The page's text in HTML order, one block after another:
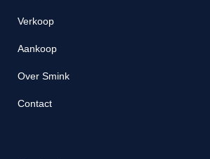
Verkoop
Aankoop
Over Smink
Contact